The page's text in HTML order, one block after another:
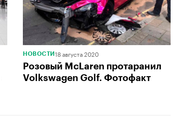
НОВОСТИ 18 августа 2020
Розовый McLaren протаранил
Volkswagen Golf. Фотофакт